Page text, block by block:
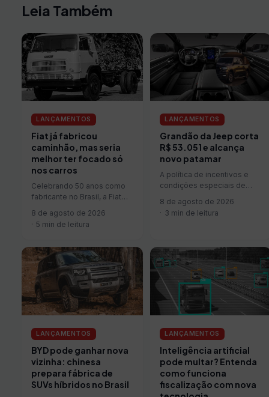
Leia Também
LANÇAMENTOS
Fiat já fabricou
caminhão, mas seria
melhor ter focado só
nos carros
Celebrando 50 anos como
fabricante no Brasil, a Fiat
construídas por seus
automóveis. Mas por…
8 de agosto de 2026
5 min de leitura
LANÇAMENTOS
Grandão da Jeep corta
R$ 53.051 e alcança
novo patamar
A política de incentivos e
condições especiais de
pessoas com deficiência
(PcD) continua…
8 de agosto de 2026
3 min de leitura
LANÇAMENTOS
BYD pode ganhar nova
vizinha: chinesa
prepara fábrica de
SUVs híbridos no Brasil
LANÇAMENTOS
Inteligência artificial
pode multar? Entenda
como funciona
fiscalização com nova